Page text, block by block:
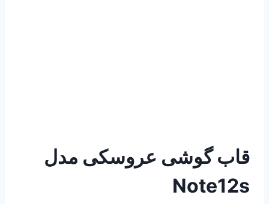
قاب گوشی عروسکی مدل
Note12s